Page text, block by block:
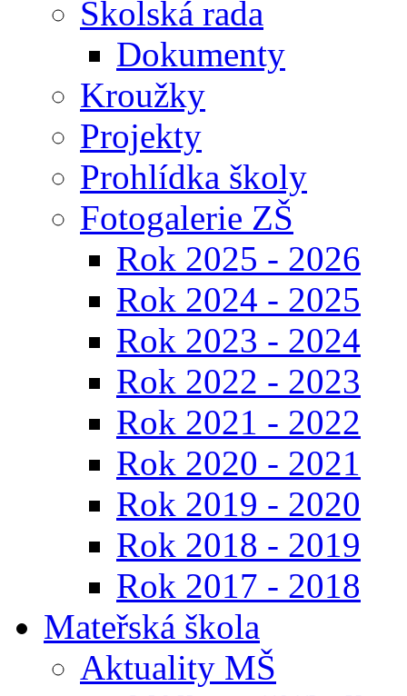
Školská rada
Dokumenty
Kroužky
Projekty
Prohlídka školy
Fotogalerie ZŠ
Rok 2025 - 2026
Rok 2024 - 2025
Rok 2023 - 2024
Rok 2022 - 2023
Rok 2021 - 2022
Rok 2020 - 2021
Rok 2019 - 2020
Rok 2018 - 2019
Rok 2017 - 2018
Mateřská škola
Aktuality MŠ